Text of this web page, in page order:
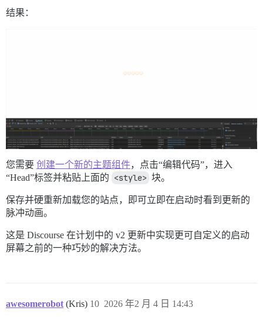
    border-color: var(--pulser-color-2);
      opacity: 0.3;
    }
    100% {
      transform: scale(1.8);
      opacity: 0;
    }
  }
结果：
您需要 创建一个新的主题组件，点击“编辑代码”，进入
“Head”标签并粘贴上面的 <style> 块。
保存并硬重新加载您的站点，即可立即在启动时看到更新的
脉冲动画。
这是 Discourse 在计划中的 v2 更新中实现更可自定义的启动
屏幕之前的一种巧妙的解决方法。
awesomerobot (Kris) 2026 年2 月 4 日 14:43
10